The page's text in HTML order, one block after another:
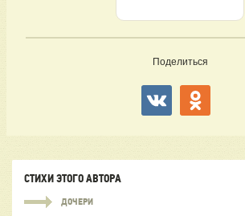
Поделиться
СТИХИ ЭТОГО АВТОРА
ДОЧЕРИ